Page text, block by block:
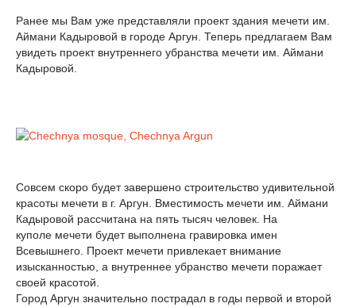
Ранее мы Вам уже представляли проект здания мечети им.
Аймани Кадыровой в городе Аргун. Теперь предлагаем Вам
увидеть проект внутреннего убранства мечети им. Аймани
Кадыровой.
Совсем скоро будет завершено строительство удивительной
красоты мечети в г. Аргун. Вместимость мечети им. Аймани
Кадыровой рассчитана на пять тысяч человек. На
куполе мечети будет выполнена гравировка имен
Всевышнего. Проект мечети привлекает внимание
изысканностью, а внутреннее убранство мечети поражает
своей красотой.
Город Аргун значительно пострадал в годы первой и второй